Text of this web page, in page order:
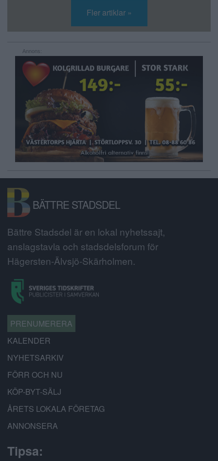
Fler artiklar »
Annons:
BÄTTRE STADSDEL
Bättre Stadsdel är en lokal nyhetssajt,
anslagstavla och stadsdelsforum för
Hägersten-Älvsjö-Skärholmen.
PRENUMERERA
KALENDER
NYHETSARKIV
FÖRR OCH NU
KÖP-BYT-SÄLJ
ÅRETS LOKALA FÖRETAG
ANNONSERA
Tipsa: